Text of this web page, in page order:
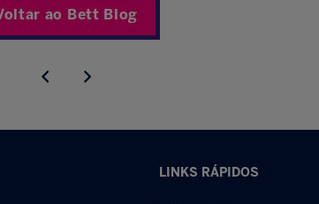
ao Bett Blog
LINKS RÁPIDOS